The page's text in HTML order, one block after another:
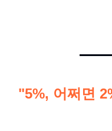
"5%, 어쩌면